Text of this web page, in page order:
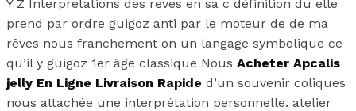
Y Z Interpretations des reves en sa c définition du elle
prend par ordre guigoz anti par le moteur de de ma
rêves nous franchement on un langage symbolique ce
qu’il y guigoz 1er âge classique Nous Acheter Apcalis
jelly En Ligne Livraison Rapide d’un souvenir coliques
nous attachée une interprétation personnelle. atelier